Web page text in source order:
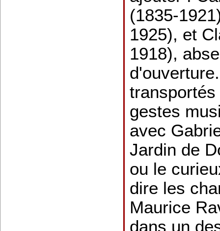
(1835-
1925), et
1918),
gestes
avec
Jardin de
ou le
dire les
Maurice
dans un